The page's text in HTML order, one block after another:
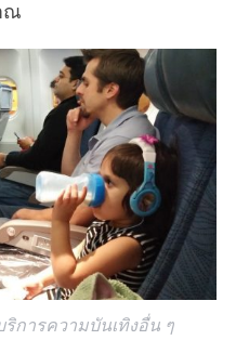
ณ
การความบันเทิงอื่น ๆ